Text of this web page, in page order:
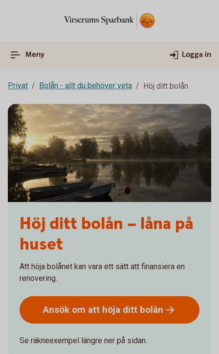
Meny Logga in
Privat Bolån - allt du behöver veta Höj ditt bolån
Höj ditt bolån – låna på
huset
Att höja bolånet kan vara ett sätt att finansiera en
renovering.
Ansök om att höja ditt bolån
Se räkneexempel längre ner på sidan.